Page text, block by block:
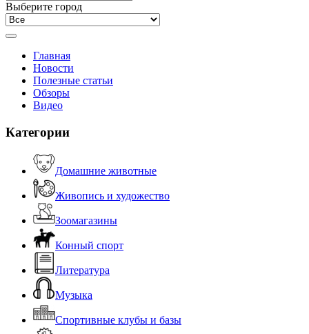
Выберите город
Главная
Новости
Полезные статьи
Обзоры
Видео
Категории
Домашние животные
Живопись и художество
Зоомагазины
Конный спорт
Литература
Музыка
Спортивные клубы и базы